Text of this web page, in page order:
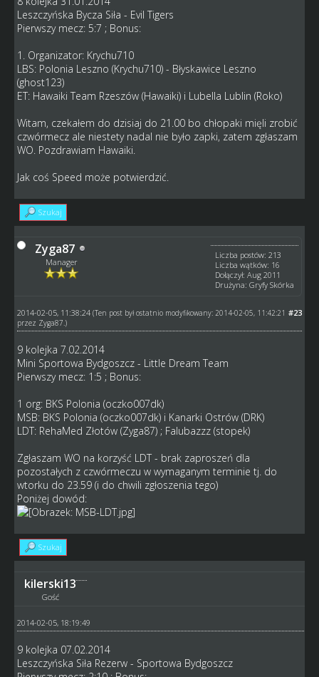
Leszczyńska Bycza Siła - Evil Tigers
Pierwszy mecz: 5:7 ; Bonus:
1. Organizator: Krychu710
LBS: Polonia Leszno (Krychu710) - Błyskawice Leszno
(ghost123)
ET: Hawaiki Team Rzeszów (Hawaiki) i Lubella Lublin (Roko)
Witam, czekałem do dzisiaj do 21.00 bo chłopaki mięli zrobić
czwórmecz ale niestety nadal nie było zapki, zatem zgłaszam
WO. Pozdrawiam Hawaiki.
Jak coś Speed może potwierdzić.
Szukaj
Zyga87
Manager
Liczba postów: 213
Liczba wątków: 16
Dołączył: Aug 2011
Drużyna: Gryfy Skórka
#23
2014-02-05, 11:38:24 (Ten post był ostatnio modyfikowany: 2014-02-05, 11:42:21
przez Zyga87 .)
9 kolejka 7.02.2014
Mini Sportowa Bydgoszcz - Little Dream Team
Pierwszy mecz: 1:5 ; Bonus:
1 org: BKS Polonia (oczko007dk)
MSB: BKS Polonia (oczko007dk) i Kanarki Ostrów (DRK)
LDT: RehaMed Złotów (Zyga87) ; Falubazzz (stopek)
Zgłaszam WO na korzyść LDT - brak zaproszeń dla
pozostałych z czwórmeczu w wymaganym terminie tj. do
wtorku do 23.59 (i do chwili zgłoszenia tego)
Poniżej dowód:
Szukaj
kilerski13
Gość
2014-02-05, 18:19:49
9 kolejka 07.02.2014
Leszczyńska Siła Rezerw - Sportowa Bydgoszcz